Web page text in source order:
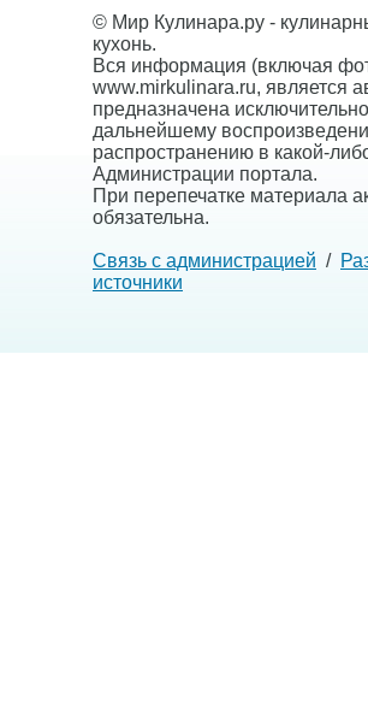
© Мир Кулинара.ру -
кухонь.
Вся информация (включая
www.mirkulinara.ru, является
предназначена
дальнейшему
распространению в какой-
Администрации портала.
При перепечатке материала
обязательна.
Связь с администрацией /
источники